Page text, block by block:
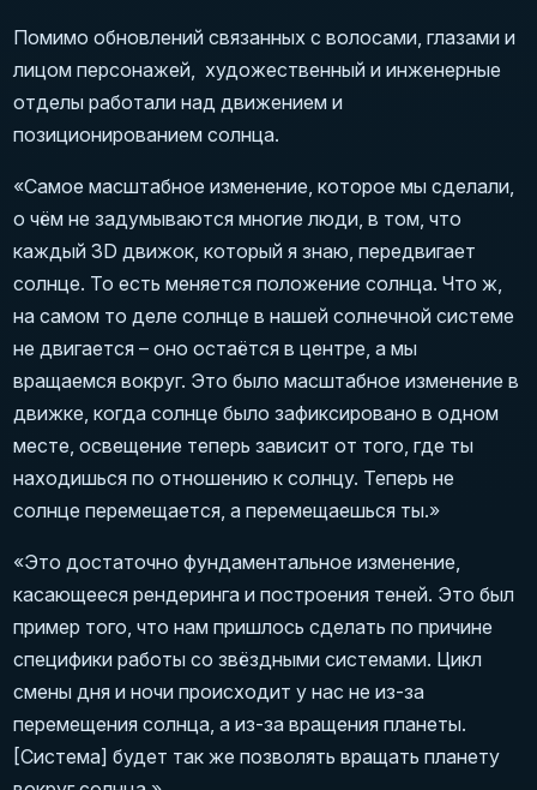
Помимо обновлений связанных с волосами, глазами и
лицом персонажей, художественный и инженерные
отделы работали над движением и
позиционированием солнца.
«Самое масштабное изменение, которое мы сделали,
о чём не задумываются многие люди, в том, что
каждый 3D движок, который я знаю, передвигает
солнце. То есть меняется положение солнца. Что ж,
на самом то деле солнце в нашей солнечной системе
не двигается – оно остаётся в центре, а мы
вращаемся вокруг. Это было масштабное изменение в
движке, когда солнце было зафиксировано в одном
месте, освещение теперь зависит от того, где ты
находишься по отношению к солнцу. Теперь не
солнце перемещается, а перемещаешься ты.»
«Это достаточно фундаментальное изменение,
касающееся рендеринга и построения теней. Это был
пример того, что нам пришлось сделать по причине
специфики работы со звёздными системами. Цикл
смены дня и ночи происходит у нас не из-за
перемещения солнца, а из-за вращения планеты.
[Система] будет так же позволять вращать планету